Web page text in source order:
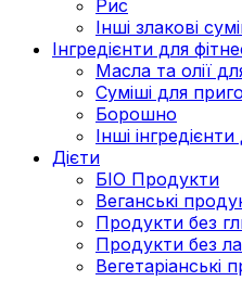
Рис
Інші злакові
Інгредієнти для
Масла та олії
Суміші для
Борошно
Інші
Дієти
БІО Продукти
Веганські
Продукти без
Продукти без
Вегетаріанські